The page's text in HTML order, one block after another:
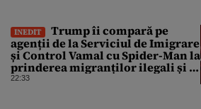
INEDIT
Trump îi compară pe
agenții de la Serviciul de Imigrare
și Control Vamal cu Spider-Man la
prinderea migranților ilegali și a
infractorilor
22:33